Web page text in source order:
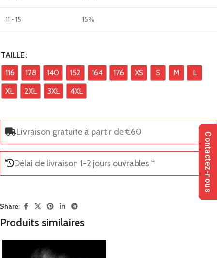
11 - 15 15%
TAILLE
116
128 140 152 164 176 XS S M
L
XL
2XL 3XL 4XL
Livraison gratuite à partir de €60
Délai de livraison 1-2 jours ouvrables *
Share:
Produits similaires
Contactez-nous